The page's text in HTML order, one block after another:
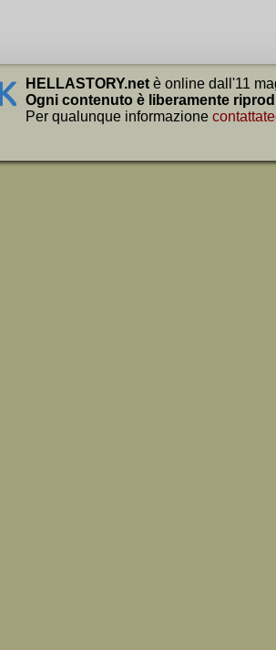
HELLASTORY.net è online dall'11
Ogni contenuto è liberamente
Per qualunque informazione